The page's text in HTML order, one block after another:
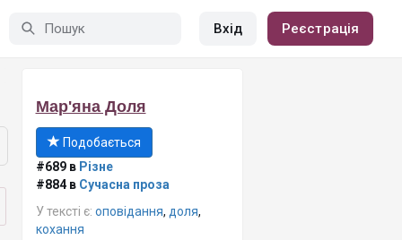
Вхід Реєстрація
Мар'яна Доля
Подобається
#689 в Різне
#884 в Сучасна проза
У тексті є: оповідання, доля,
кохання